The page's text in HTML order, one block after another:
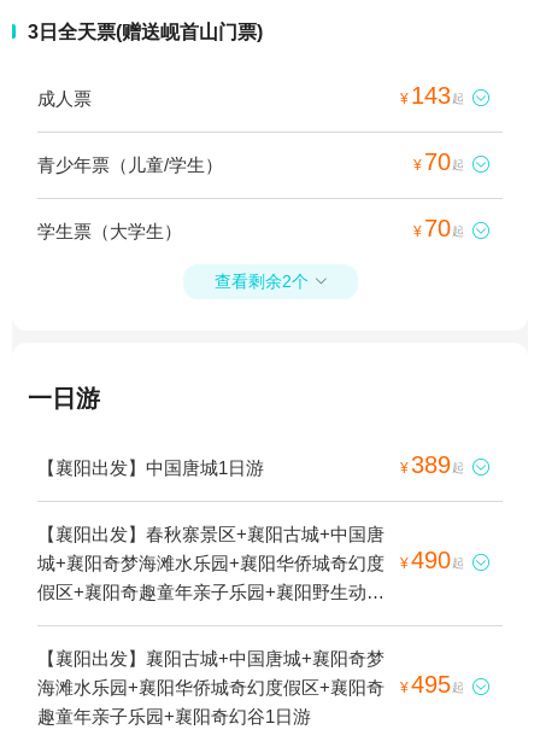
3日全天票(赠送岘首山门票)
成人票 ¥ 143起 
青少年票（儿童/学生） ¥ 70起 
学生票（大学生） ¥ 70起 
查看剩余2个 
一日游
【襄阳出发】中国唐城1日游 ¥389起 
【襄阳出发】春秋寨景区+襄阳古城+中国唐
城+襄阳奇梦海滩水乐园+襄阳华侨城奇幻度
假区+襄阳奇趣童年亲子乐园+襄阳野生动物
世界+襄阳奇幻谷1日游
¥490起 
【襄阳出发】襄阳古城+中国唐城+襄阳奇梦
海滩水乐园+襄阳华侨城奇幻度假区+襄阳奇
趣童年亲子乐园+襄阳奇幻谷1日游
¥495起 